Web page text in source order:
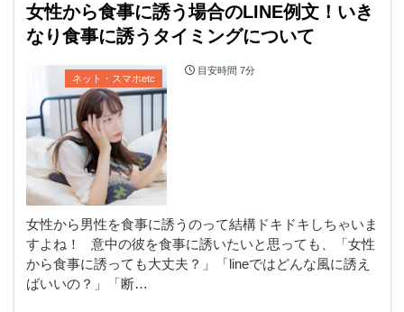
女性から食事に誘う場合のLINE例文！いき
なり食事に誘うタイミングについて
ネット・スマホetc
目安時間 7分
女性から男性を食事に誘うのって結構ドキドキしちゃいま
すよね！ 意中の彼を食事に誘いたいと思っても、「女性
から食事に誘っても大丈夫？」「lineではどんな風に誘え
ばいいの？」「断…